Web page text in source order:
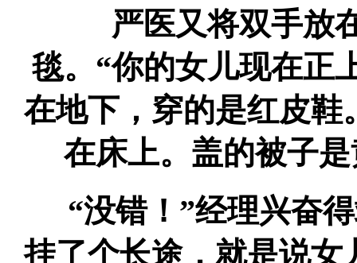
严医又将双手放
毯。“你的女儿现在正
在地下，穿的是红皮鞋
在床上。盖的被子
“没错！”经理兴奋得
挂了个长途，就是说女